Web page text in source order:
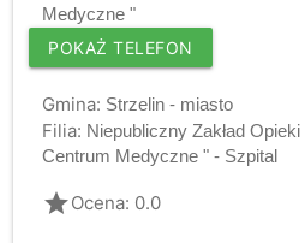
Medyczne "
POKAŻ TELEFON
Gmina: Strzelin - miasto
Filia: Niepubliczny Zakład
Centrum Medyczne " - Szpital
gradeOcena: 0.0